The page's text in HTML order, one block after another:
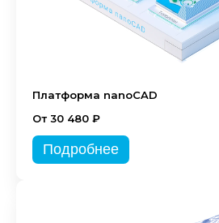
Платформа nanoCAD
От 30 480 ₽
Подробнее